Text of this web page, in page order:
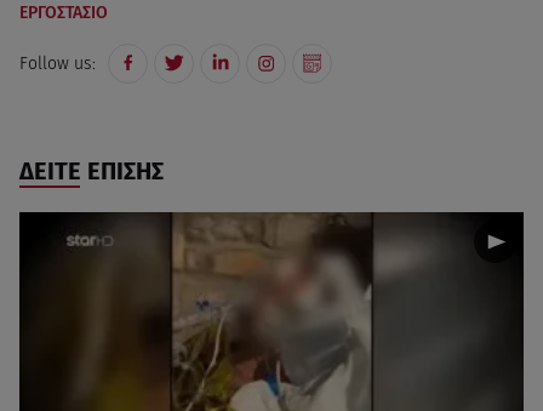
ΕΡΓΟΣΤΑΣΙΟ
Follow us:
ΔΕΙΤΕ ΕΠΙΣΗΣ